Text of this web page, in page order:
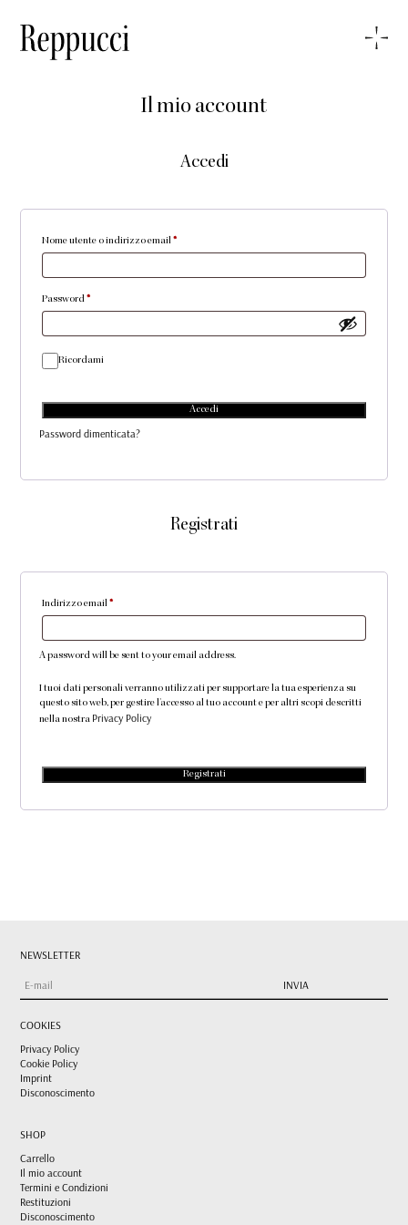
Il mio account
Accedi
Nome utente o indirizzo email*
Password*
Ricordami
Accedi
Password dimenticata?
Registrati
Indirizzo email*
A password will be sent to your email address.
I tuoi dati personali verranno utilizzati per supportare la tua esperienza su
questo sito web, per gestire l'accesso al tuo account e per altri scopi descritti
nella nostra Privacy Policy
Registrati
NEWSLETTER
COOKIES
Privacy Policy
Cookie Policy
Imprint
Disconoscimento
SHOP
Carrello
Il mio account
Termini e Condizioni
Restituzioni
Disconoscimento